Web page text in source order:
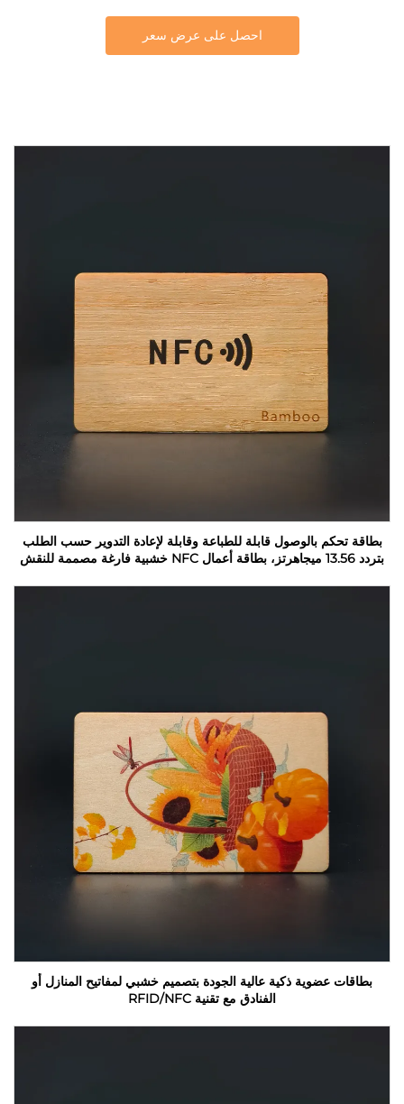
احصل على عرض سعر
بطاقة تحكم بالوصول قابلة للطباعة وقابلة لإعادة التدوير حسب الطلب
بتردد 13.56 ميجاهرتز، بطاقة أعمال NFC خشبية فارغة مصممة للنقش
بطاقات عضوية ذكية عالية الجودة بتصميم خشبي لمفاتيح المنازل أو
الفنادق مع تقنية RFID/NFC